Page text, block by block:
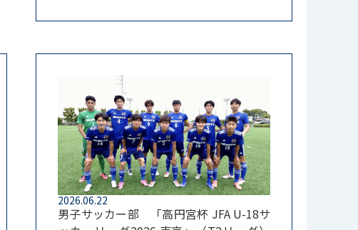
2026.06.22
男子サッカー部 「高円宮杯 JFA U-18サ